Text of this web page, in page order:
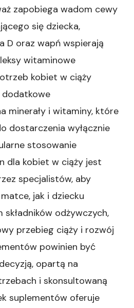
zapobiega wadom cewy
się dziecka,
D oraz wapń wspierają
witaminowe
kobiet w ciąży
dodatkowe
minerały i witaminy, które
dostarczenia wyłącznie
stosowanie
dla kobiet w ciąży jest
specjalistów, aby
jak i dziecku
odżywczych,
przebieg ciąży i rozwój
powinien być
opartą na
i skonsultowaną
suplementów oferuje